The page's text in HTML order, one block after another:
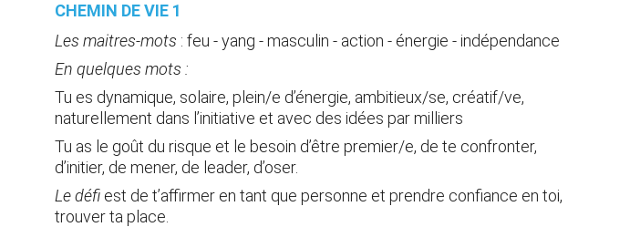
CHEMIN DE VIE 1
Les maitres-mots : feu - yang - masculin - action - énergie - indépendance
En quelques mots :
Tu es dynamique, solaire, plein/e d’énergie, ambitieux/se, créatif/ve,
naturellement dans l’initiative et avec des idées par milliers
Tu as le goût du risque et le besoin d’être premier/e, de te confronter,
d’initier, de mener, de leader, d’oser.
Le défi est de t’affirmer en tant que personne et prendre confiance en toi,
trouver ta place.